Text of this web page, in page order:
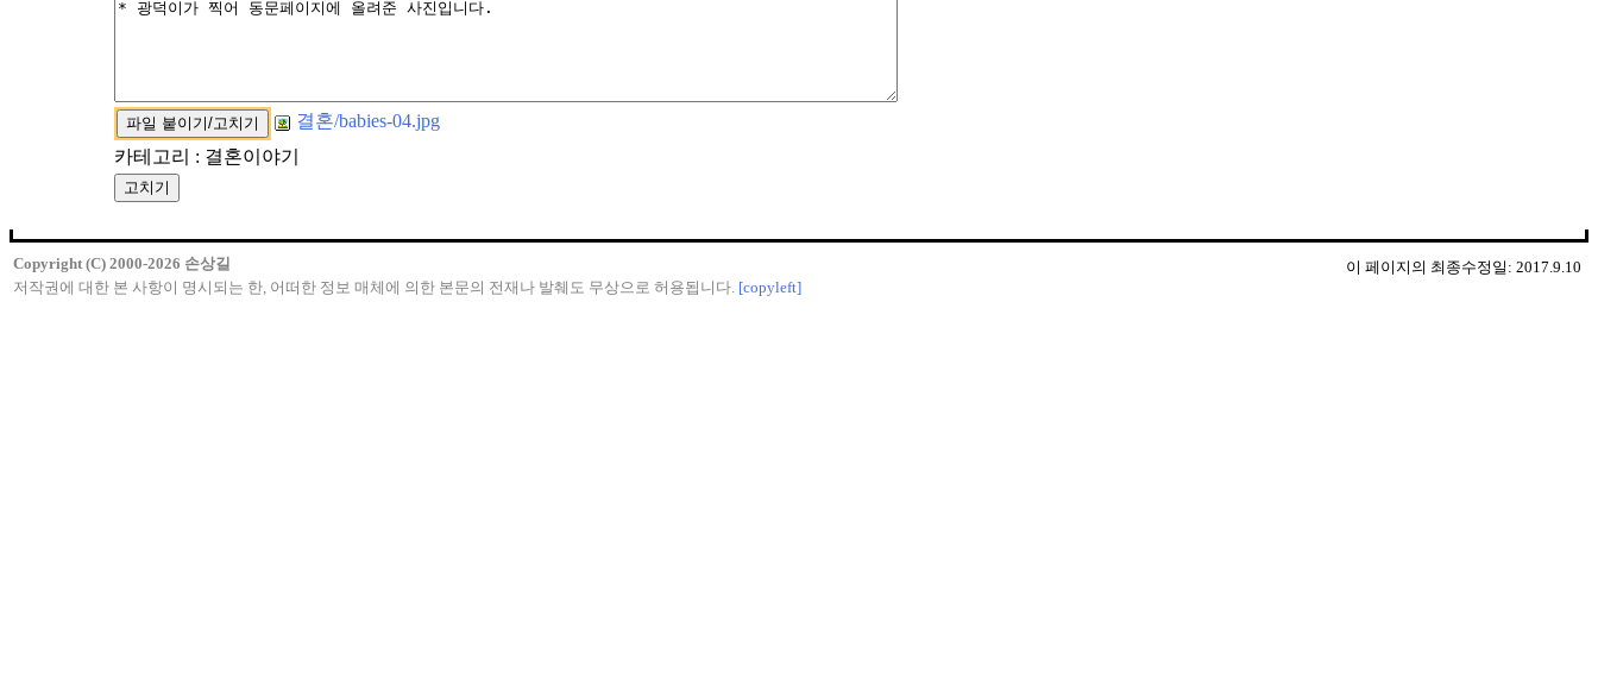
결혼/babies-04.jpg
카테고리 : 결혼이야기
이 페이지의 최종수정일: 2017.9.10
Copyright (C) 2000-2026 손상길
저작권에 대한 본 사항이 명시되는 한, 어떠한 정보 매체에 의한 본문의 전재나 발췌도 무상으로 허용됩니다. [copyleft]